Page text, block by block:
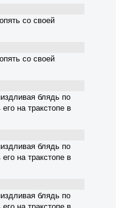
со своей
со своей
блядь по
на тракстопе в
блядь по
на тракстопе в
блядь по
на тракстопе в